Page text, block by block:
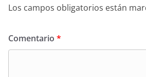
Los campos obligatorios están
Comentario *